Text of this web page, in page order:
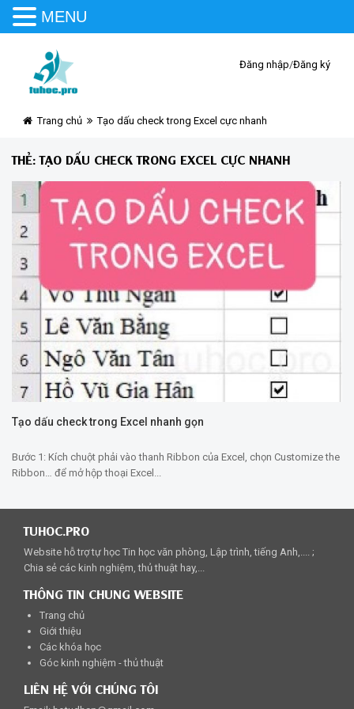
Đăng nhập/Đăng ký
Trang chủ Tạo dấu check trong Excel cực nhanh
THẺ:TẠO DẤU CHECK TRONG EXCEL CỰC NHANH
Tạo dấu check trong Excel nhanh gọn
Bước 1: Kích chuột phải vào thanh Ribbon của Excel, chọn Customize the
Ribbon… để mở hộp thoại Excel...
TUHOC.PRO
Website hỗ trợ tự học Tin học văn phòng, Lập trình, tiếng Anh,.... ;
Chia sẻ các kinh nghiệm, thủ thuật hay,...
THÔNG TIN CHUNG WEBSITE
Trang chủ
Giới thiệu
Các khóa học
Góc kinh nghiệm - thủ thuật
LIÊN HỆ VỚI CHÚNG TÔI
MENU